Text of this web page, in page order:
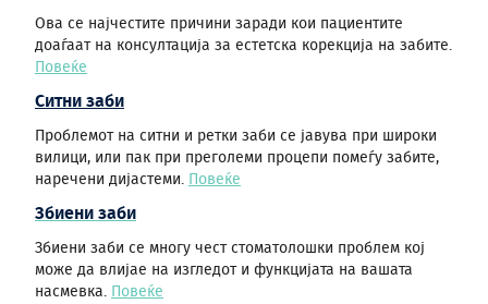
Ова се најчестите причини заради кои пациентите
доаѓаат на консултација за естетска корекција на забите.
Повеќе
Ситни заби
Проблемот на ситни и ретки заби се јавува при широки
вилици, или пак при преголеми процепи помеѓу забите,
наречени дијастеми.
Повеќе
Збиени заби
Збиени заби се многу чест стоматолошки проблем кој
може да влијае на изгледот и функцијата на вашата
насмевка.
Повеќе